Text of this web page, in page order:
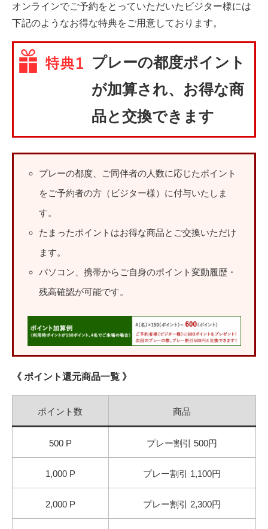
オンラインでご予約をとっていただいたビジター様には
下記のようなお得な特典をご用意しております。
プレーの都度ポイント
が加算され、お得な商
品と交換できます
プレーの都度、ご同伴者の人数に応じたポイント
をご予約者の方（ビジター様）に付与いたしま
す。
たまったポイントはお得な商品とご交換いただけ
ます。
パソコン、携帯からご自身のポイント変動履歴・
残高確認が可能です。
《 ポイント還元商品一覧 》
ポイント数 商品
500 P プレー割引 500円
1,000 P プレー割引 1,100円
2,000 P プレー割引 2,300円